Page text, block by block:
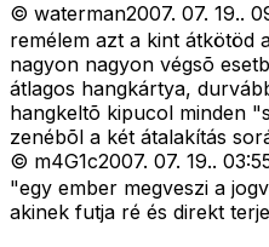
© waterman2007. 07. 19..
remélem azt a kint átkötöd
nagyon nagyon végsõ
átlagos hangkártya,
hangkeltõ kipucol minden
zenébõl a két átalakítás
© m4G1c2007. 07. 19..
"egy ember megveszi a
akinek futja ré és direkt